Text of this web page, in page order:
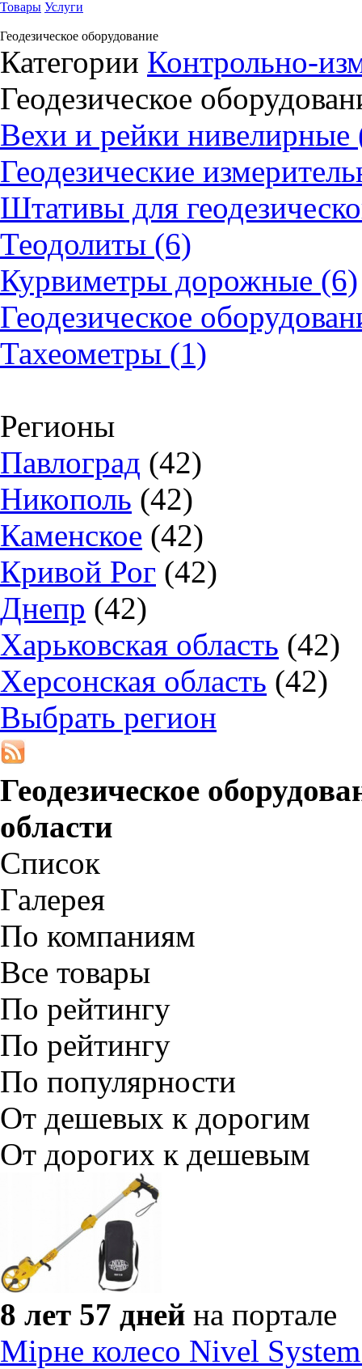
Товары Услуги
Геодезическое оборудование
Категории Контрольно-
Геодезическое
Вехи и рейки нивелирные
Геодезические
Штативы для
Теодолиты (6)
Курвиметры дорожные (6)
Геодезическое
Тахеометры (1)
Регионы
Павлоград (42)
Никополь (42)
Каменское (42)
Кривой Рог (42)
Днепр (42)
Харьковская область (42)
Херсонская область (42)
Выбрать регион
Геодезическое
области
Список
Галерея
По компаниям
Все товары
По рейтингу
По рейтингу
По популярности
От дешевых к дорогим
От дорогих к дешевым
8 лет 57 дней на портале
Мірне колесо Nivel